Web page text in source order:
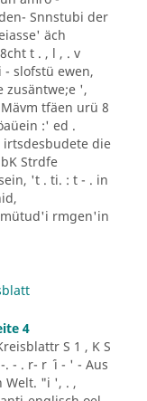
Snnstubi der
äch
t . , l , . v
slofstü ewen,
zusäntwe;e ',
tfäen urü 8
:' ed .
die
Strdfe
't . ti. : t - . in
rmgen'in
4
S 1 , K S
- . r- r ´ i - ' - Aus
Welt. "i ', . ,